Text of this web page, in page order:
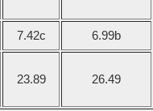
7.42c 6.99b
23.89 26.49